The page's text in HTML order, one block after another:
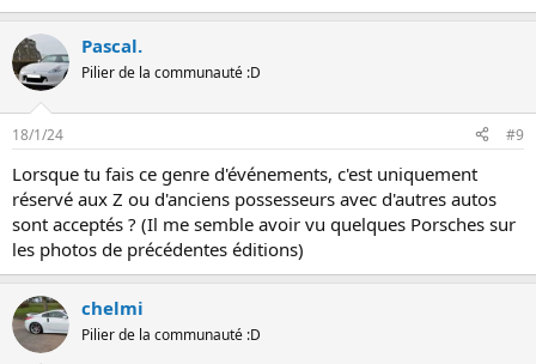
Pascal.
Pilier de la communauté :D
18/1/24 #9
Lorsque tu fais ce genre d'événements, c'est uniquement
réservé aux Z ou d'anciens possesseurs avec d'autres autos
sont acceptés ? (Il me semble avoir vu quelques Porsches sur
les photos de précédentes éditions)
chelmi
Pilier de la communauté :D